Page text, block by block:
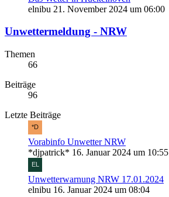
elnibu 21. November 2024 um 06:00
Unwettermeldung - NRW
Themen
66
Beiträge
96
Letzte Beiträge
Vorabinfo Unwetter NRW
*djpatrick* 16. Januar 2024 um 10:55
Unwetterwarnung NRW 17.01.2024
elnibu 16. Januar 2024 um 08:04